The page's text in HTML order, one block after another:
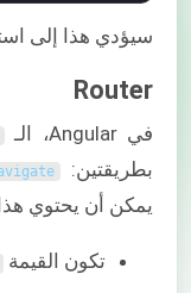
سيؤدي هذا إلى
Router
في Angular، الـ
بطريقتين:
يمكن أن يحتوي
تكون القيمة